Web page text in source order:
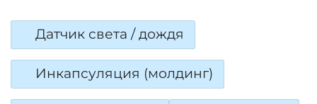
Датчик света / дождя
Инкапсуляция (молдинг)